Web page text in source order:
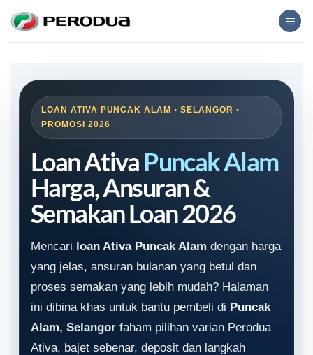
content
LOAN ATIVA PUNCAK ALAM • SELANGOR •
PROMOSI 2026
Loan AtivaPuncak Alam
Harga, Ansuran &
Semakan Loan 2026
Mencari loan Ativa Puncak Alam dengan harga
yang jelas, ansuran bulanan yang betul dan
proses semakan yang lebih mudah? Halaman
ini dibina khas untuk bantu pembeli di Puncak
Alam, Selangor faham pilihan varian Perodua
Ativa, bajet sebenar, deposit dan langkah